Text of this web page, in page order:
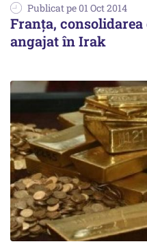
Publicat pe 01 Oct 2014
Franţa,
angajat în Irak